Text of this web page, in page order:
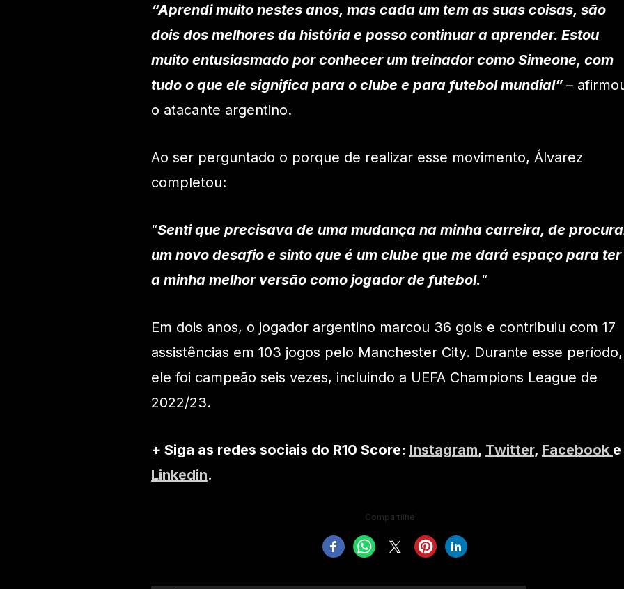
“Aprendi muito nestes anos, mas cada um tem as suas coisas, são
dois dos melhores da história e posso continuar a aprender. Estou
muito entusiasmado por conhecer um treinador como Simeone, com
tudo o que ele significa para o clube e para futebol mundial”–
o atacante argentino.
Ao ser perguntado o porque de realizar esse movimento, Álvarez
completou:
“Senti que precisava de uma mudança na minha carreira, de
um novo desafio e sinto que é um clube que me dará espaço para ter
a minha melhor versão como jogador de futebol.“
Em dois anos, o jogador argentino marcou 36 gols e contribuiu com 17
assistências em 103 jogos pelo Manchester City. Durante esse período,
ele foi campeão seis vezes, incluindo a UEFA Champions League de
2022/23.
+ Siga as redes sociais do R10 Score: Instagram, Twitter, Facebook e
Linkedin.
Compartilhe!